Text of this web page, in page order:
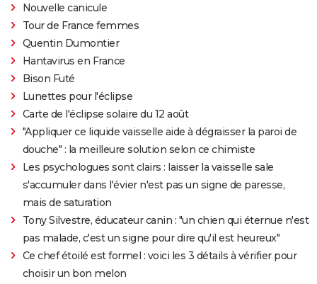
Nouvelle canicule
Tour de France femmes
Quentin Dumontier
Hantavirus en France
Bison Futé
Lunettes pour l'éclipse
Carte de l'éclipse solaire du 12 août
"Appliquer ce liquide vaisselle aide à dégraisser la paroi de
douche" : la meilleure solution selon ce chimiste
Les psychologues sont clairs : laisser la vaisselle sale
s'accumuler dans l'évier n'est pas un signe de paresse,
mais de saturation
Tony Silvestre, éducateur canin : "un chien qui éternue n'est
pas malade, c'est un signe pour dire qu'il est heureux"
Ce chef étoilé est formel : voici les 3 détails à vérifier pour
choisir un bon melon